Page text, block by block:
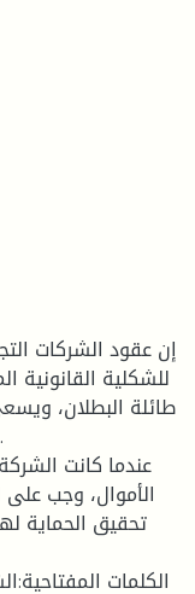
إن عقود الشركات
للشكلية القانونية
طائلة البطلان،
عندما كانت
الأموال، وجب
تحقيق الحماية
الكلمات